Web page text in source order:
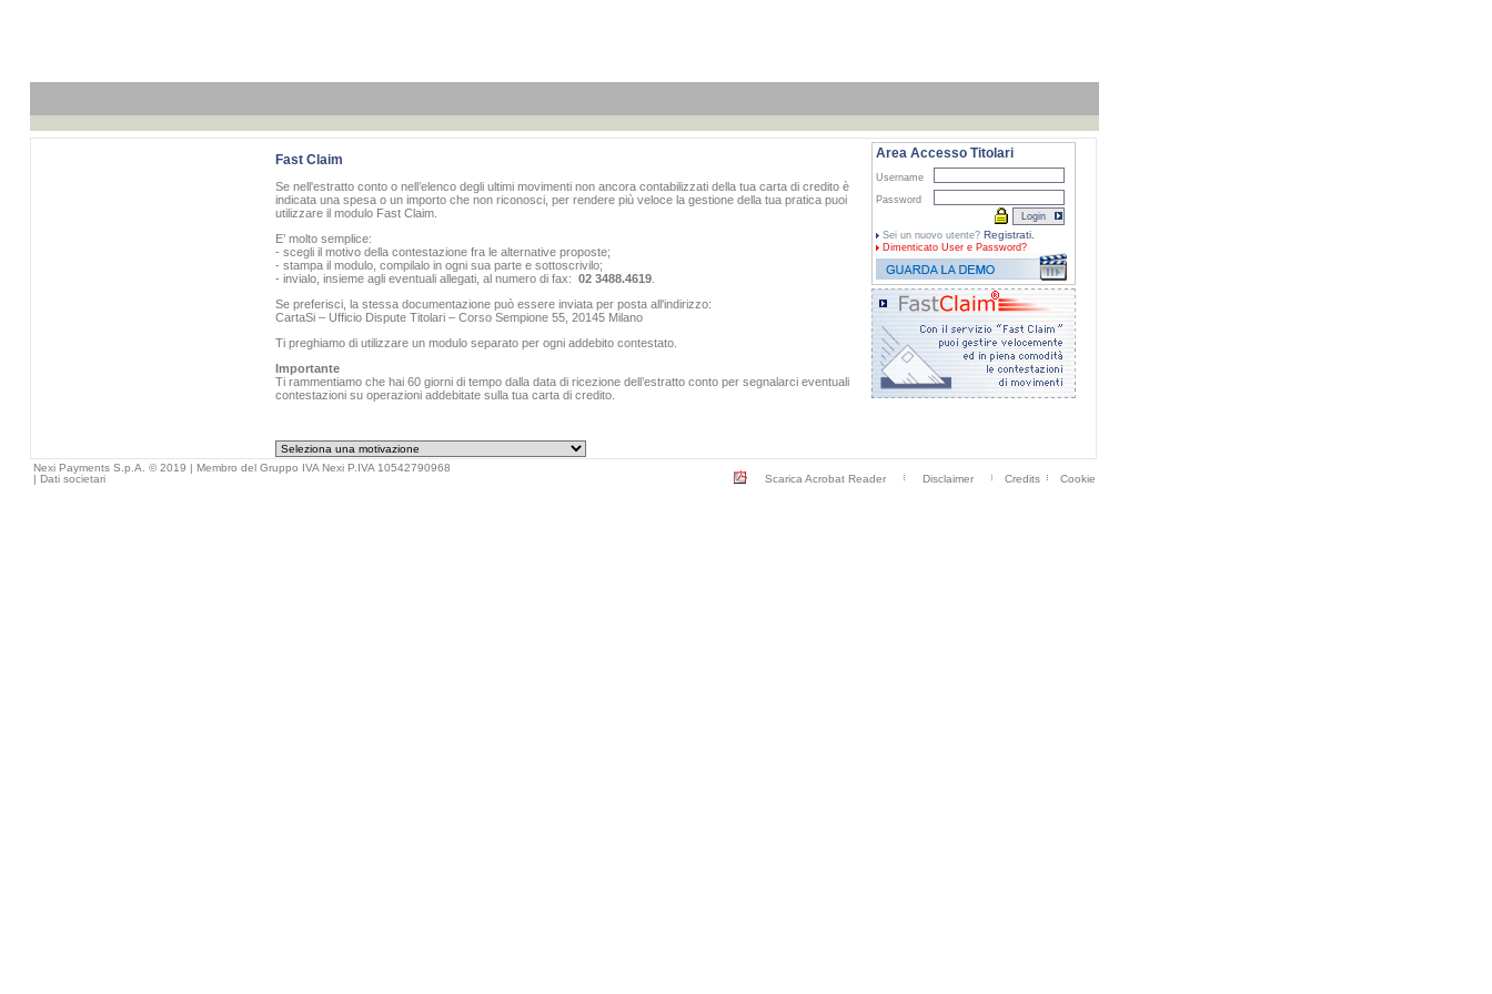
Fast Claim
Se nell'estratto conto o nell’elenco degli ultimi movimenti non ancora contabilizzati della tua carta di credito è
indicata una spesa o un importo che non riconosci, per rendere più veloce la gestione della tua pratica puoi
utilizzare il modulo Fast Claim.
E’ molto semplice:
- scegli il motivo della contestazione fra le alternative proposte;
- stampa il modulo, compilalo in ogni sua parte e sottoscrivilo;
- invialo, insieme agli eventuali allegati, al numero di fax: 02 3488.4619.
Se preferisci, la stessa documentazione può essere inviata per posta all'indirizzo:
CartaSi – Ufficio Dispute Titolari – Corso Sempione 55, 20145 Milano
Ti preghiamo di utilizzare un modulo separato per ogni addebito contestato.
Importante
Ti rammentiamo che hai 60 giorni di tempo dalla data di ricezione dell’estratto conto per segnalarci eventuali
contestazioni su operazioni addebitate sulla tua carta di credito.
Area Accesso Titolari
Username
Password
Sei un nuovo utente? Registrati.
Dimenticato User e Password?
Nexi Payments S.p.A. © 2019 | Membro del Gruppo IVA Nexi P.IVA 10542790968
| Dati societari Scarica Acrobat Reader Disclaimer Credits Cookie